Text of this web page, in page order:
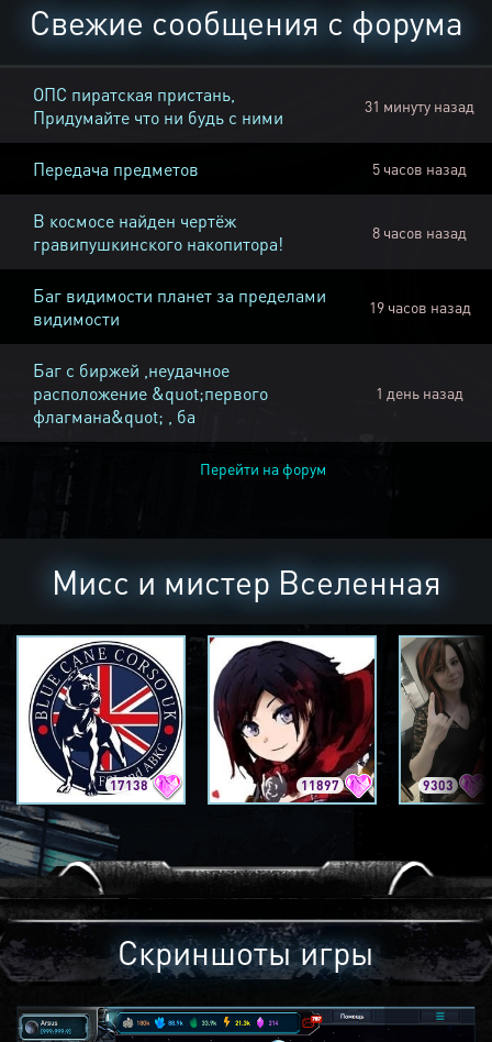
Свежие сообщения с форума
ОПС пиратская пристань,
Придумайте что ни будь с ними
31 минуту назад
Передача предметов 5 часов назад
В космосе найден чертёж
гравипушкинского накопитора!
8 часов назад
Баг видимости планет за пределами
видимости
19 часов назад
Баг с биржей ,неудачное
расположение &quot;первого
флагмана&quot; , ба
1 день назад
Перейти на форум
Мисс и мистер Вселенная
17138 11897 9303
Скриншоты игры